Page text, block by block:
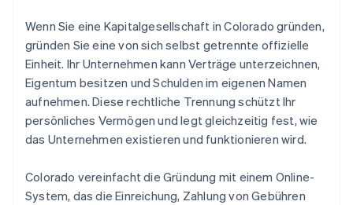
erwerben
Automatische Einreichung des 83(b)-
Steuerformulars
Hochwertige rechtliche Unternehmensdokumente
Ein Jahr Stripe Payments kostenlos, plus
Partnergutschriften und Rabatte im Wert von
Wenn Sie eine Kapitalgesellschaft in Colorado gründen,
gründen Sie eine von sich selbst getrennte offizielle
Einheit. Ihr Unternehmen kann Verträge unterzeichnen,
Eigentum besitzen und Schulden im eigenen Namen
aufnehmen. Diese rechtliche Trennung schützt Ihr
persönliches Vermögen und legt gleichzeitig fest, wie
das Unternehmen existieren und funktionieren wird.
Colorado vereinfacht die Gründung mit einem Online-
System, das die Einreichung, Zahlung von Gebühren